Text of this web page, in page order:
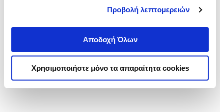
Προβολή λεπτομερειών
Αποδοχή Όλων
Χρησιμοποιήστε μόνο τα απαραίτητα cookies